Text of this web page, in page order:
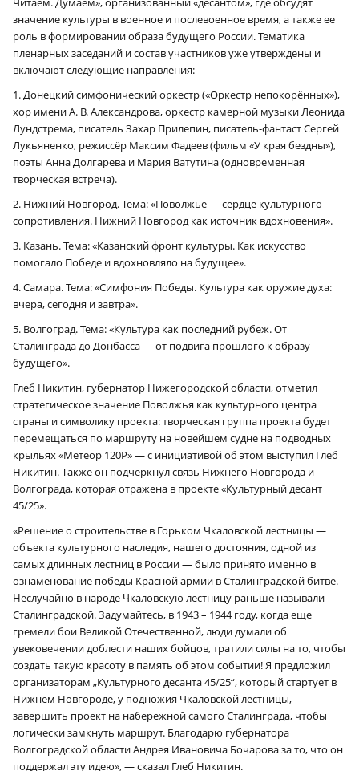
значение культуры в военное и послевоенное время, а также ее
роль в формировании образа будущего России. Тематика
пленарных заседаний и состав участников уже утверждены и
включают следующие направления:
1. Донецкий симфонический оркестр («Оркестр непокорённых»),
хор имени А. В. Александрова, оркестр камерной музыки Леонида
Лундстрема, писатель Захар Прилепин, писатель-фантаст Сергей
Лукьяненко, режиссёр Максим Фадеев (фильм «У края бездны»),
поэты Анна Долгарева и Мария Ватутина (одновременная
творческая встреча).
2. Нижний Новгород. Тема: «Поволжье — сердце культурного
сопротивления. Нижний Новгород как источник вдохновения».
3. Казань. Тема: «Казанский фронт культуры. Как искусство
помогало Победе и вдохновляло на будущее».
4. Самара. Тема: «Симфония Победы. Культура как оружие духа:
вчера, сегодня и завтра».
5. Волгоград. Тема: «Культура как последний рубеж. От
Сталинграда до Донбасса — от подвига прошлого к образу
будущего».
Глеб Никитин, губернатор Нижегородской области, отметил
стратегическое значение Поволжья как культурного центра
страны и символику проекта: творческая группа проекта будет
перемещаться по маршруту на новейшем судне на подводных
крыльях «Метеор 120Р» — с инициативой об этом выступил Глеб
Никитин. Также он подчеркнул связь Нижнего Новгорода и
Волгограда, которая отражена в проекте «Культурный десант
45/25».
«Решение о строительстве в Горьком Чкаловской лестницы —
объекта культурного наследия, нашего достояния, одной из
самых длинных лестниц в России — было принято именно в
ознаменование победы Красной армии в Сталинградской битве.
Неслучайно в народе Чкаловскую лестницу раньше называли
Сталинградской. Задумайтесь, в 1943 – 1944 году, когда еще
гремели бои Великой Отечественной, люди думали об
увековечении доблести наших бойцов, тратили силы на то, чтобы
создать такую красоту в память об этом событии! Я предложил
организаторам „Культурного десанта 45/25“, который стартует в
Нижнем Новгороде, у подножия Чкаловской лестницы,
завершить проект на набережной самого Сталинграда, чтобы
логически замкнуть маршрут. Благодарю губернатора
Волгоградской области Андрея Ивановича Бочарова за то, что он
поддержал эту идею», — сказал Глеб Никитин.